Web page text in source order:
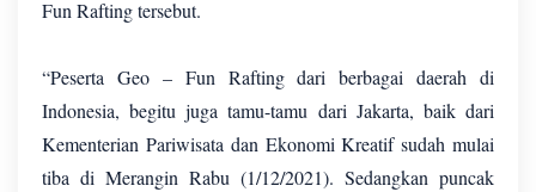
Fun Rafting tersebut.
“Peserta Geo – Fun Rafting dari berbagai daerah di
Indonesia, begitu juga tamu-tamu dari Jakarta, baik dari
Kementerian Pariwisata dan Ekonomi Kreatif sudah mulai
tiba di Merangin Rabu (1/12/2021). Sedangkan puncak